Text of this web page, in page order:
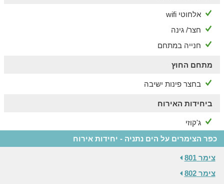
אלחוטי wifi
חצר/ גינה
חנייה במתחם
מתחם החוץ
בחצר פינות ישיבה
ביחידות האירוח
ג'קוזי
כפר הצימרים על הים נתניה - יחידות אירוח
צימר 801
צימר 802